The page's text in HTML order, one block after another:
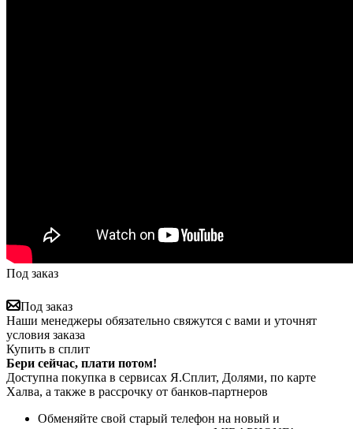
Под заказ
Под заказ
Наши менеджеры обязательно свяжутся с вами и уточнят
условия заказа
Купить в сплит
Бери сейчас, плати потом!
Доступна покупка в сервисах Я.Сплит, Долями, по карте
Халва, а также в рассрочку от банков-партнеров
Обменяйте свой старый телефон на новый и